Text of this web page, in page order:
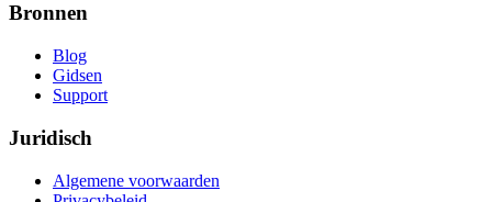
Bronnen
Blog
Gidsen
Support
Juridisch
Algemene voorwaarden